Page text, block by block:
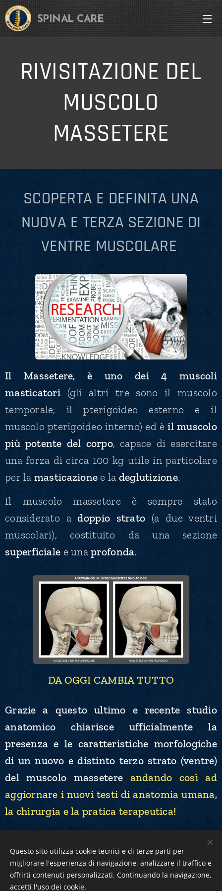
SPINAL CARE
RIVISITAZIONE DEL
MUSCOLO
MASSETERE
SCOPERTA E DEFINITA UNA
NUOVA E TERZA SEZIONE DI
VENTRE MUSCOLARE
Il Massetere,è uno dei 4 muscoli
masticatori(gli altri tre sono il muscolo
temporale, il pterigoideo esterno e il
muscolo pterigoideo interno) ed èil muscolo
più potente del corpo, capace di esercitare
una forza di circa 100 kg utile in particolare
per la masticazione e la deglutizione.
Il muscolo massetere è sempre stato
considerato adoppio strato (a due ventri
muscolari), costituito da una sezione
superficiale e unaprofonda.
DA OGGI CAMBIA TUTTO
Grazie a questo ultimo e recente studio
anatomico chiarisce ufficialmente la
presenza e le caratteristiche morfologiche
di un nuovo e distinto terzo strato (ventre)
del muscolo massetere andando così ad
aggiornare i nuovi testi di anatomia umana,
la chirurgia e la pratica terapeutica!
Leggi l'articolo completo
Questo sito utilizza cookie tecnici e di terze parti per
migliorare l'esperienza di navigazione, analizzare il traffico e
offrirti contenuti personalizzati. Continuando la navigazione,
accetti l'uso dei cookie.